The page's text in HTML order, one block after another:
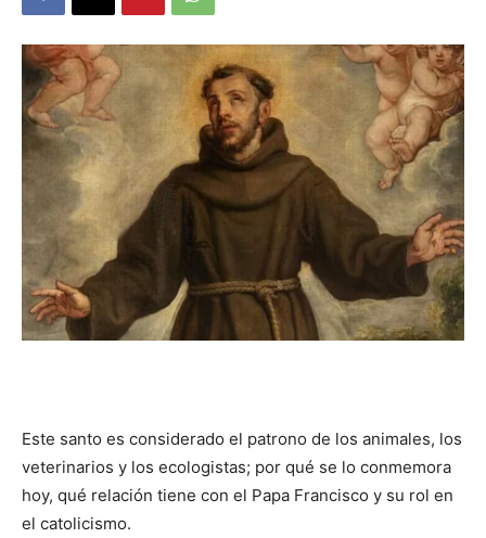
::
Verdad
lo
Este santo es considerado el patrono de los animales, los
veterinarios y los ecologistas; por qué se lo conmemora
hoy, qué relación tiene con el Papa Francisco y su rol en
el catolicismo.